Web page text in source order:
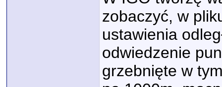
zobaczyć, w
ustawienia
odwiedzenie
grzebnięte w